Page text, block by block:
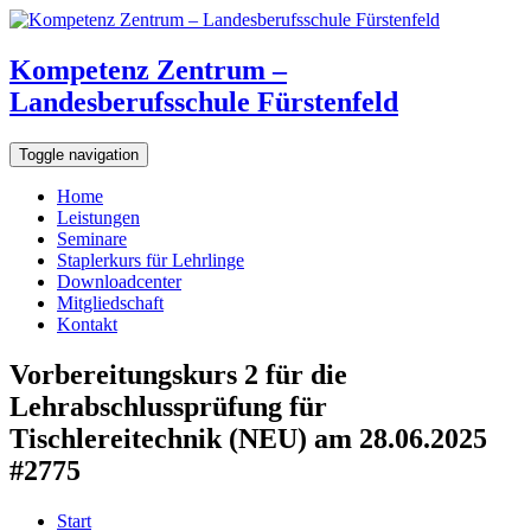
Kompetenz Zentrum –
Landesberufsschule Fürstenfeld
Toggle navigation
Home
Leistungen
Seminare
Staplerkurs für Lehrlinge
Downloadcenter
Mitgliedschaft
Kontakt
Vorbereitungskurs 2 für die
Lehrabschlussprüfung für
Tischlereitechnik (NEU) am 28.06.2025
#2775
Start